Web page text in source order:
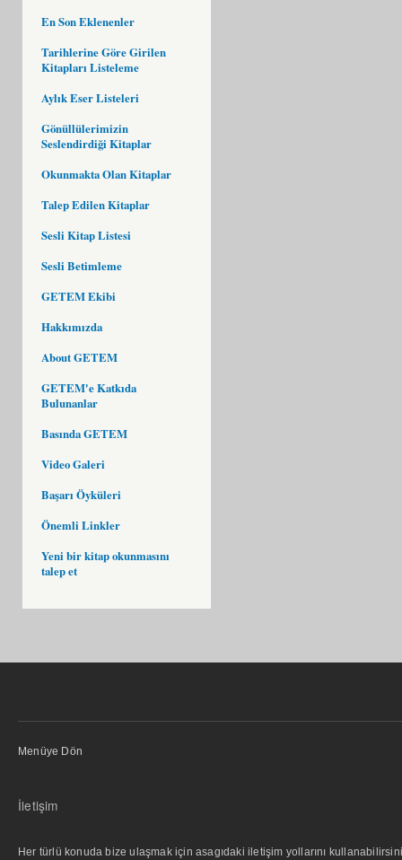
En Son Eklenenler
Tarihlerine Göre Girilen
Kitapları Listeleme
Aylık Eser Listeleri
Gönüllülerimizin
Seslendirdiği Kitaplar
Okunmakta Olan Kitaplar
Talep Edilen Kitaplar
Sesli Kitap Listesi
Sesli Betimleme
GETEM Ekibi
Hakkımızda
About GETEM
GETEM'e Katkıda
Bulunanlar
Basında GETEM
Video Galeri
Başarı Öyküleri
Önemli Linkler
Yeni bir kitap okunmasını
talep et
Menüye Dön
İletişim
Her türlü konuda bize ulaşmak için asagıdaki iletişim yollarını